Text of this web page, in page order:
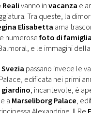
Realivanno invacanza e
Tra queste, la
Elisabetta ama
numerosefoto di famiglia
e le immagini
Svezia passano invece le
edificata nei primi
giardino, incantevole, è
a Marseliborg Palace,